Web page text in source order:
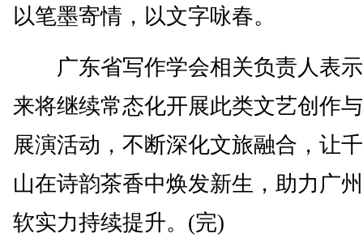
以笔墨寄情，以文字咏春。
广东省写作学会相关负责人表
来将继续常态化开展此类文艺创作
展演活动，不断深化文旅融合，让
山在诗韵茶香中焕发新生，助力广
软实力持续提升。(完)